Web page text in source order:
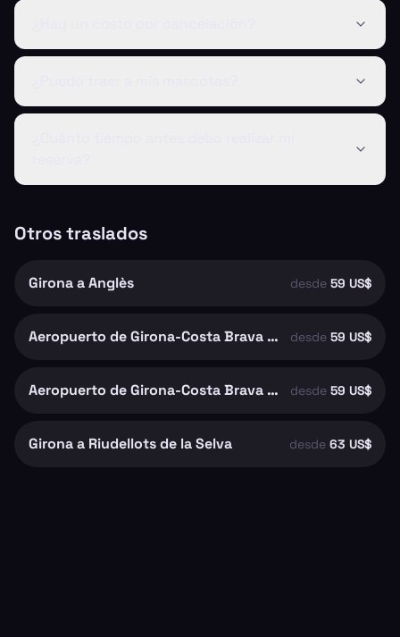
Otros traslados
Girona a Anglès desde 59 US$
Aeropuerto de Girona-Costa Brava a Riudellots de la Selva desde 59 US$
Aeropuerto de Girona-Costa Brava a Girona desde 59 US$
Girona a Riudellots de la Selva desde 63 US$